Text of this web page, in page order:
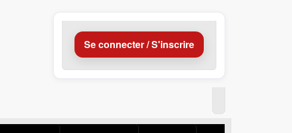
Se connecter / S'inscrire